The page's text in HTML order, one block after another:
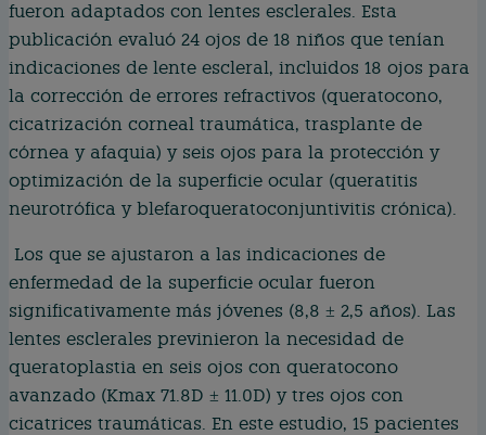
fueron adaptados con lentes esclerales. Esta
publicación evaluó 24 ojos de 18 niños que tenían
indicaciones de lente escleral, incluidos 18 ojos para
la corrección de errores refractivos (queratocono,
cicatrización corneal traumática, trasplante de
córnea y afaquia) y seis ojos para la protección y
optimización de la superficie ocular (queratitis
neurotrófica y blefaroqueratoconjuntivitis crónica).
Los que se ajustaron a las indicaciones de
enfermedad de la superficie ocular fueron
significativamente más jóvenes (8,8 ± 2,5 años). Las
lentes esclerales previnieron la necesidad de
queratoplastia en seis ojos con queratocono
avanzado (Kmax 71.8D ± 11.0D) y tres ojos con
cicatrices traumáticas. En este estudio, 15 pacientes